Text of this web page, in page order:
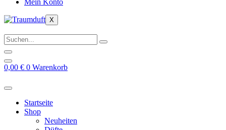
X
0,00 € 0 Warenkorb
Startseite
Shop
Neuheiten